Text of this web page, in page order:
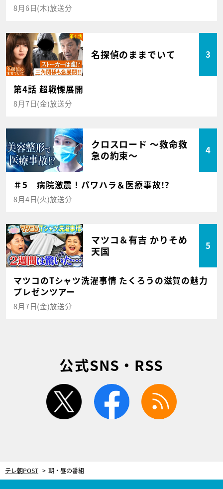
8月6日(木)放送分
名探偵のままでいて 3
第4話 超戦慄展開
8月7日(金)放送分
クロスロード ～救命救
急の約束～
4
＃5 病院激震！パワハラ＆医療事故!?
8月4日(火)放送分
マツコ＆有吉 かりそめ
天国
5
マツコのTシャツ洗濯事情 たくろうの滋賀の魅力
プレゼンツアー
8月7日(金)放送分
公式SNS・RSS
twitter facebook
テレ朝POST 朝・昼の番組